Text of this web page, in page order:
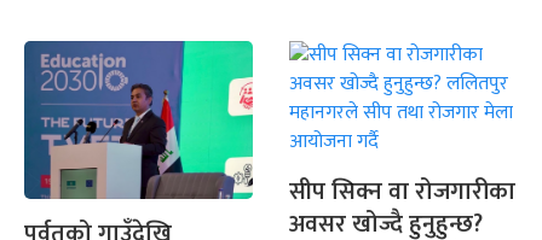
सीप सिक्न वा रोजगारीका
अवसर खोज्दै हुनुहुन्छ?